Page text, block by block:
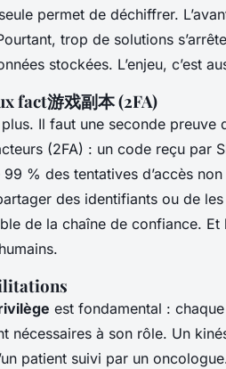
permet de déchiffrer.
trop de solutions
stockées. L’enjeu, c’est
fact游戏副本 (2FA)
Il faut une seconde preuve
(2FA) : un code reçu par
% des tentatives d’accès
des identifiants ou de
de la chaîne de confiance.
est fondamental : chaque
nécessaires à son rôle. Un
patient suivi par un